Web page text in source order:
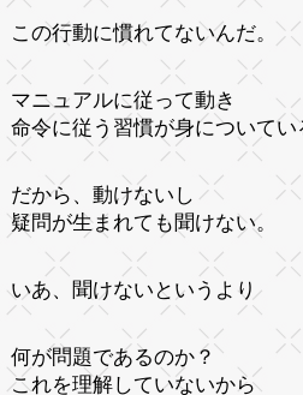
この行動に慣れてないんだ。
マニュアルに従って動き
命令に従う習慣が身についてい
だから、動けないし
疑問が生まれても聞けない。
いあ、聞けないというより
何が問題であるのか？
これを理解していないから